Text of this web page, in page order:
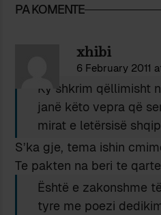
PA KOMENTE
xhibi
6 February 2011
Ky shkrim qëllimisht
janë këto vepra që
mirat e letërsisë
S’ka gje, tema ishin
Te pakten na beri te
Është e zakonshme
tyre me poezi